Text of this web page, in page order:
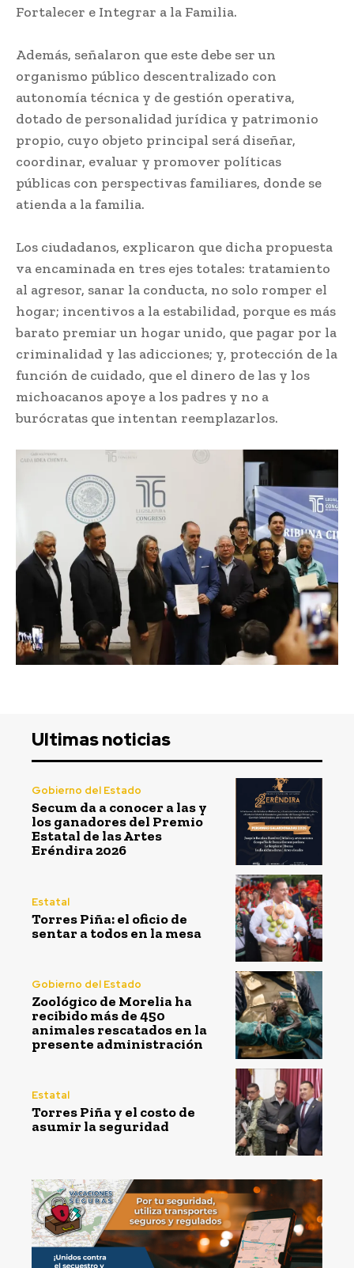
Fortalecer e Integrar a la Familia.
Además, señalaron que este debe ser un
organismo público descentralizado con
autonomía técnica y de gestión operativa,
dotado de personalidad jurídica y patrimonio
propio, cuyo objeto principal será diseñar,
coordinar, evaluar y promover políticas
públicas con perspectivas familiares, donde se
atienda a la familia.
Los ciudadanos, explicaron que dicha propuesta
va encaminada en tres ejes totales: tratamiento
al agresor, sanar la conducta, no solo romper el
hogar; incentivos a la estabilidad, porque es más
barato premiar un hogar unido, que pagar por la
criminalidad y las adicciones; y, protección de la
función de cuidado, que el dinero de las y los
michoacanos apoye a los padres y no a
burócratas que intentan reemplazarlos.
Ultimas noticias
Gobierno del Estado
Secum da a conocer a las y
los ganadores del Premio
Estatal de las Artes
Eréndira 2026
Estatal
Torres Piña: el oficio de
sentar a todos en la mesa
Gobierno del Estado
Zoológico de Morelia ha
recibido más de 450
animales rescatados en la
presente administración
Estatal
Torres Piña y el costo de
asumir la seguridad